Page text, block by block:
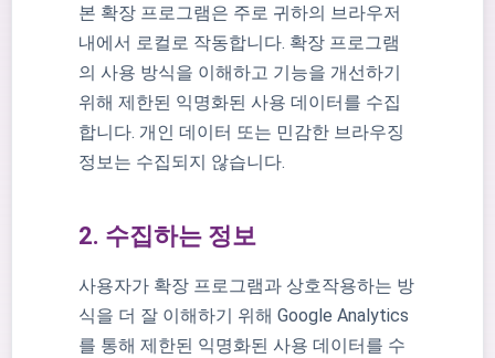
본 확장 프로그램은 주로 귀하의 브라우저
내에서 로컬로 작동합니다. 확장 프로그램
의 사용 방식을 이해하고 기능을 개선하기
위해 제한된 익명화된 사용 데이터를 수집
합니다. 개인 데이터 또는 민감한 브라우징
정보는 수집되지 않습니다.
2. 수집하는 정보
사용자가 확장 프로그램과 상호작용하는 방
식을 더 잘 이해하기 위해 Google Analytics
를 통해 제한된 익명화된 사용 데이터를 수